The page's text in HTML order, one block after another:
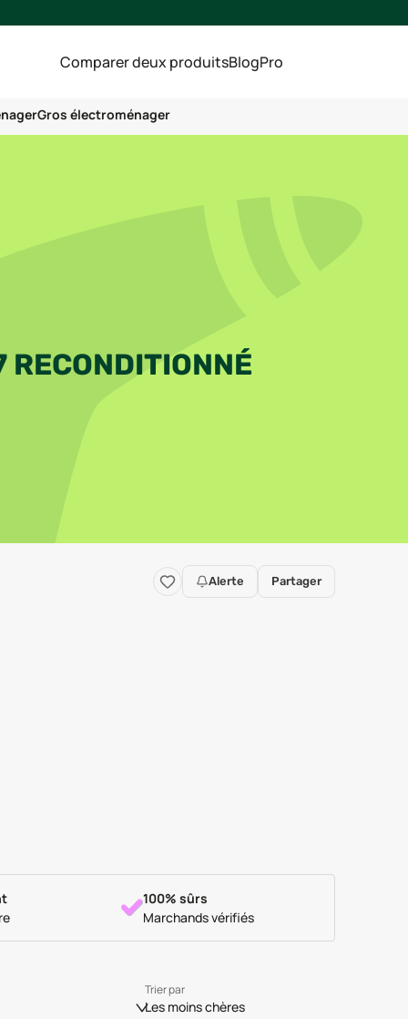
Comparer deux produitsBlogPro
Gros électroménager
Alerte Partager
100% sûrs
Marchands vérifiés
Trier par
Les moins chères